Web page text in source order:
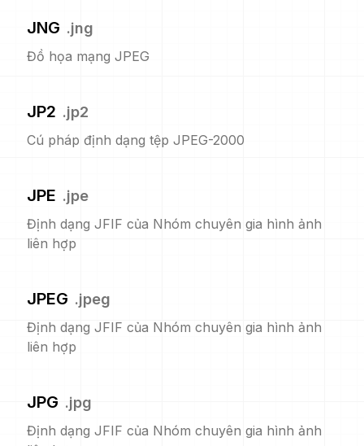
JNG .jng
Đồ họa mạng JPEG
JP2 .jp2
Cú pháp định dạng tệp JPEG-2000
JPE .jpe
Định dạng JFIF của Nhóm chuyên gia hình ảnh
liên hợp
JPEG .jpeg
Định dạng JFIF của Nhóm chuyên gia hình ảnh
liên hợp
JPG .jpg
Định dạng JFIF của Nhóm chuyên gia hình ảnh